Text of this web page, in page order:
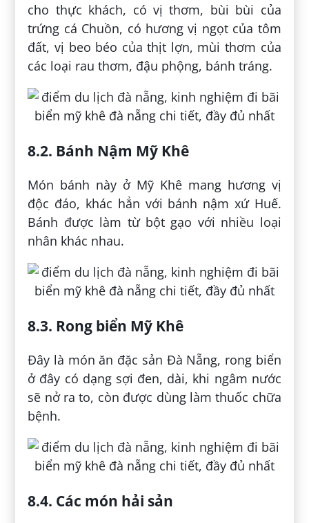
cho thực khách, có vị thơm, bùi bùi của
trứng cá Chuồn, có hương vị ngọt của tôm
đất, vị beo béo của thịt lợn, mùi thơm của
các loại rau thơm, đậu phộng, bánh tráng.
8.2. Bánh Nậm Mỹ Khê
Món bánh này ở Mỹ Khê mang hương vị
độc đáo, khác hẳn với bánh nậm xứ Huế.
Bánh được làm từ bột gạo với nhiều loại
nhân khác nhau.
8.3. Rong biển Mỹ Khê
Đây là món ăn đặc sản Đà Nẵng, rong biển
ở đây có dạng sợi đen, dài, khi ngâm nước
sẽ nở ra to, còn được dùng làm thuốc chữa
bệnh.
8.4. Các món hải sản